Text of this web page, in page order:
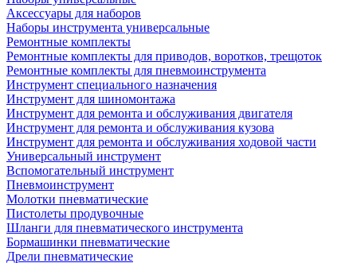
Аксессуары для наборов
Наборы инструмента универсальные
Ремонтные комплекты
Ремонтные комплекты для приводов, воротков, трещоток
Ремонтные комплекты для пневмоинструмента
Инструмент специального назначения
Инструмент для шиномонтажа
Инструмент для ремонта и обслуживания двигателя
Инструмент для ремонта и обслуживания кузова
Инструмент для ремонта и обслуживания ходовой части
Универсальный инструмент
Вспомогательный инструмент
Пневмоинструмент
Молотки пневматические
Пистолеты продувочные
Шланги для пневматического инструмента
Бормашинки пневматические
Дрели пневматические